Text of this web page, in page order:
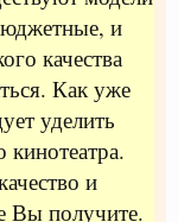
и
качества
Как уже
уделить
и
Вы получите.